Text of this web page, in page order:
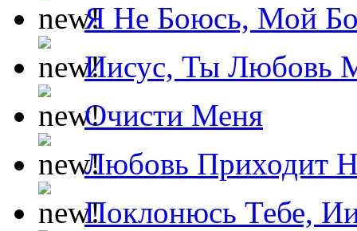
Я Не Боюсь, Мой
Иисус, Ты Любовь
Очисти Меня
Любовь Приходит
Поклонюсь Тебе,